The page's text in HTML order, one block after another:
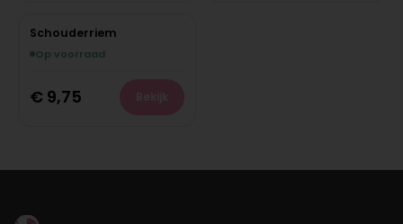
Schouderriem
Op voorraad
€ 9,75